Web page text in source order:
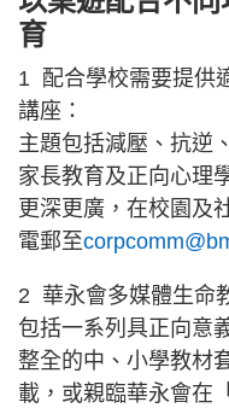
育
1 配合學校需要提供
講座：
主題包括減壓、抗逆
家長教育及正向心理
更深更廣，在校園及
電郵至
2 華永會多媒體生命
包括一系列具正向意
整全的中、小學教材
載，或親臨華永會在